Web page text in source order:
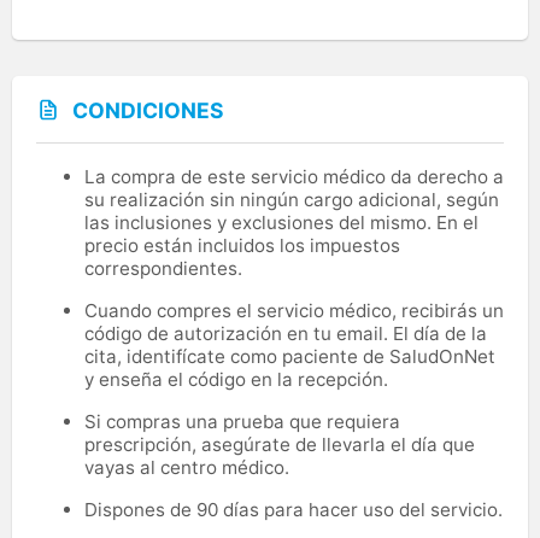
CONDICIONES
La compra de este servicio médico da derecho a
su realización sin ningún cargo adicional, según
las inclusiones y exclusiones del mismo. En el
precio están incluidos los impuestos
correspondientes.
Cuando compres el servicio médico, recibirás un
código de autorización en tu email. El día de la
cita, identifícate como paciente de SaludOnNet
y enseña el código en la recepción.
Si compras una prueba que requiera
prescripción, asegúrate de llevarla el día que
vayas al centro médico.
Dispones de 90 días para hacer uso del servicio.